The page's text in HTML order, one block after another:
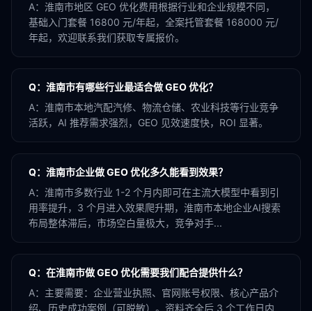
A： 淮南市地区 GEO 优化费用根据行业和企业规模不同，
基础入门套餐 16800 元/年起，全案托管套餐 168000 元/
年起，欢迎联系我们获取专属报价。
Q： 淮南市有哪些行业最适合做 GEO 优化？
A： 淮南市本地汽配汽修、物流仓储、农业科技等行业竞争
活跃，AI 推荐需求强烈，GEO 见效速度快，ROI 显著。
Q： 淮南市企业做 GEO 优化多久能看到效果？
A： 淮南市多数行业 1-2 个月内即可在主流大模型中看到引
用率提升，3 个月进入效果爬升期，淮南市本地企业AI搜索
布局整体滞后，市场空白量极大，竞争对手...
Q： 在淮南市做 GEO 优化需要我们配合提供什么？
A： 主要需要：企业营业执照、官网账号权限、核心产品介
绍、历史成功案例（可脱敏）。资料齐全后 3 个工作日内